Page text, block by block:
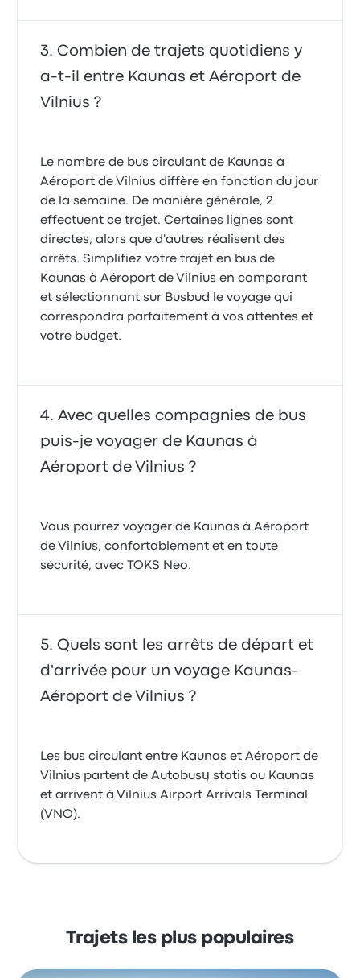
Combien de trajets quotidiens y
a-t-il entre Kaunas et Aéroport de
Vilnius ?
Le nombre de bus circulant de Kaunas à
Aéroport de Vilnius diffère en fonction du jour
de la semaine. De manière générale, 2
effectuent ce trajet. Certaines lignes sont
directes, alors que d'autres réalisent des
arrêts. Simplifiez votre trajet en bus de
Kaunas à Aéroport de Vilnius en comparant
et sélectionnant sur Busbud le voyage qui
correspondra parfaitement à vos attentes et
votre budget.
Avec quelles compagnies de bus
puis-je voyager de Kaunas à
Aéroport de Vilnius ?
Vous pourrez voyager de Kaunas à Aéroport
de Vilnius, confortablement et en toute
sécurité, avec TOKS Neo.
Quels sont les arrêts de départ et
d'arrivée pour un voyage Kaunas-
Aéroport de Vilnius ?
Les bus circulant entre Kaunas et Aéroport de
Vilnius partent de Autobusų stotis ou Kaunas
et arrivent à Vilnius Airport Arrivals Terminal
(VNO).
Trajets les plus populaires